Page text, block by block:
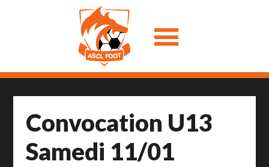
Convocation U13
Samedi 11/01